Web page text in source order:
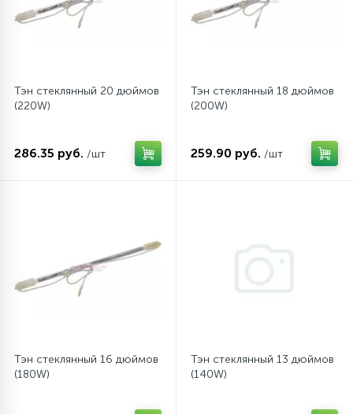
Шкивы барабана
Щетки двигателя
Электронные модули
Тэн стеклянный 20 дюймов
(220W)
286.35 руб. /шт
Тэн стеклянный 18 дюймов
(200W)
259.90 руб. /шт
Тэн стеклянный 16 дюймов
(180W)
Тэн стеклянный 13 дюймов
(140W)